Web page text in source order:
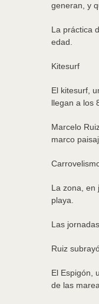
generan, y
La práctica
edad.
Kitesurf
El kitesurf,
llegan a los
Marcelo
marco
La zona, en
playa.
Las
Ruiz
El Espigón,
de las